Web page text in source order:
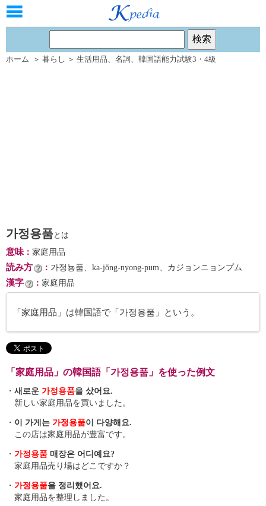
ホーム ＞ 暮らし ＞ 生活用品、 名詞 、 韓国語能力試験3・4級
가정용품とは
意味： 家庭用品
読み方 ： 가정뇽품、ka-jŏng-nyong-pum、カジョンニョンプム
漢字 ： 家庭用品
「家庭用品」は韓国語で「가정용품」という。
「家庭用品」の韓国語「가정용품」を使った例文
・ 새로운 가정용품을 샀어요.
新しい家庭用品を買いました。
・ 이 가게는 가정용품이 다양해요.
この店は家庭用品が豊富です。
・ 가정용품 매장은 어디예요?
家庭用品売り場はどこですか？
・ 가정용품을 정리했어요.
家庭用品を整理しました。